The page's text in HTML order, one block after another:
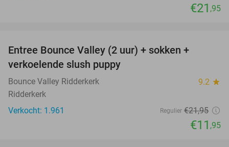
€21 ,95
Entree Bounce Valley (2 uur) + sokken +
verkoelende slush puppy
Bounce Valley Ridderkerk 9.2 star
Ridderkerk
Verkocht: 1.961
Regulier €21,95
€11 ,95